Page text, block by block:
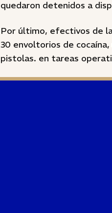
quedaron detenidos a
Por último, efectivos de
30 envoltorios de
pistolas. en tareas